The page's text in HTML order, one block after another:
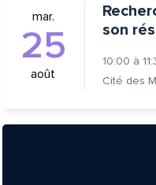
mar.
25
août
son
10:00 à